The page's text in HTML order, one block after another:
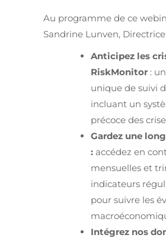
Au programme de ce
Sandrine Lunven,
Anticipez les
RiskMonitor :
unique de suivi
incluant un
précoce des
Gardez une
: accédez en
mensuelles et
indicateurs
pour suivre les
Intégrez nos